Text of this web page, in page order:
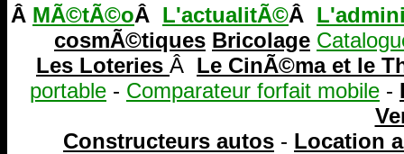
Â MÃ©tÃ©oÂ L'actualitÃ©Â
cosmÃ©tiques Bricolage
Les Loteries Â Le CinÃ©ma et le
portable - Comparateur forfait mobile -
Constructeurs autos - Location